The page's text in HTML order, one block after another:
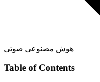
هوش مصنوعی صوتی
Table of Contents